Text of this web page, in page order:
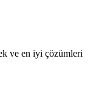
ve en iyi çözümleri